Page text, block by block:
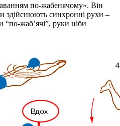
по-жабенячому». Він
здійснюють синхронні рухи –
“по-жаб’ячі”, руки ніби